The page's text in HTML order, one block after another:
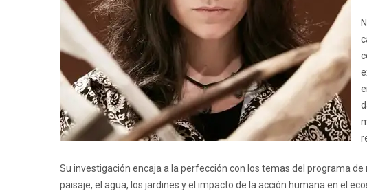
Su investigación encaja a la perfección con los temas del programa
paisaje, el agua, los jardines y el impacto de la acción humana en el